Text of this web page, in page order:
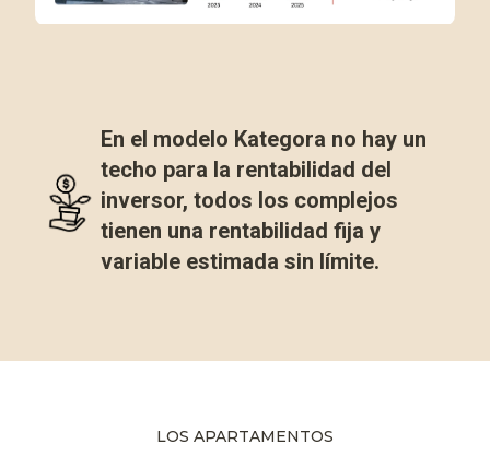
En el modelo Kategora no hay un
techo para la rentabilidad del
inversor, todos los complejos
tienen una rentabilidad fija y
variable estimada sin límite.
LOS APARTAMENTOS